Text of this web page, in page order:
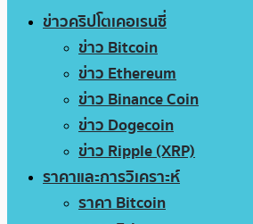
ข่าวคริปโตเคอเรนซี่
ข่าว Bitcoin
ข่าว Ethereum
ข่าว Binance Coin
ข่าว Dogecoin
ข่าว Ripple (XRP)
ราคาและการวิเคราะห์
ราคา Bitcoin